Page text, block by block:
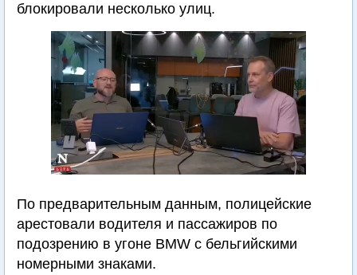
блокировали несколько улиц.
По предварительным данным, полицейские
арестовали водителя и пассажиров по
подозрению в угоне BMW с бельгийскими
номерными знаками.